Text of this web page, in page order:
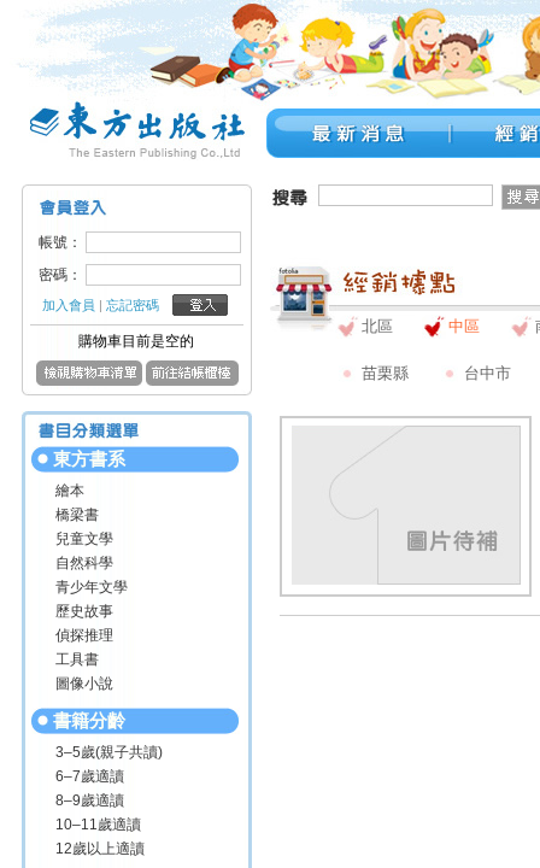
帳號：
密碼：
加入會員 |忘記密碼
購物車目前是空的
東方書系
繪本
橋梁書
兒童文學
自然科學
青少年文學
歷史故事
偵探推理
工具書
圖像小說
書籍分齡
3–5歲(親子共讀)
6–7歲適讀
8–9歲適讀
10–11歲適讀
12歲以上適讀
北區 中區
苗栗縣 台中市